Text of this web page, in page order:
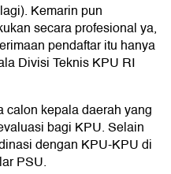
Kemarin pun
secara profesional ya,
pendaftar itu hanya
Divisi Teknis KPU RI
calon kepala daerah yang
bagi KPU. Selain
dengan KPU-KPU di
PSU.